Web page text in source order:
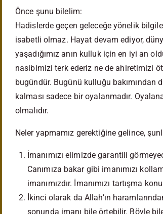
Önce şunu bilelim:
Hadislerde geçen geleceğe yönelik
isabetli olmaz. Hayat devam ediyor,
yaşadığımız anın kulluk için en iyi an
nasibimizi terk ederiz ne de ahiretimizi
bugündür. Bugünü kulluğu bakımından
kalması sadece bir oyalanmadır.
olmalıdır.
Neler yapmamız gerektiğine gelince,
İmanımızı elimizde garantili
Canımıza bakar gibi imanımızı
imanımızdır. İmanımızı tartışma
İkinci olarak da Allah’ın
sonunda imanı bile örtebilir. Böyle